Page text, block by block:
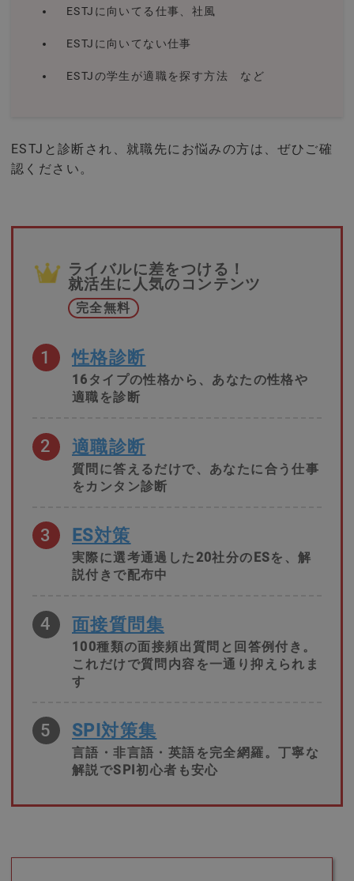
ESTJに向いてる仕事、社風
ESTJに向いてない仕事
ESTJの学生が適職を探す方法 など
ESTJと診断され、就職先にお悩みの方は、ぜひご確
認ください。
ライバルに差をつける！
就活生に人気のコンテンツ
完全無料
1 性格診断
16タイプの性格から、あなたの性格や
適職を診断
2 適職診断
質問に答えるだけで、あなたに合う仕事
をカンタン診断
3 ES対策
実際に選考通過した20社分のESを、解
説付きで配布中
4 面接質問集
100種類の面接頻出質問と回答例付き。
これだけで質問内容を一通り抑えられま
す
5 SPI対策集
言語・非言語・英語を完全網羅。丁寧な
解説でSPI初心者も安心